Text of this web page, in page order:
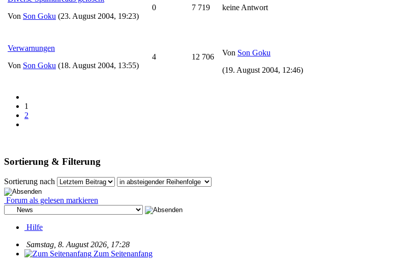
Von Son Goku (23. August 2004, 19:23)
0 7 719 keine Antwort
Verwarnungen
Von Son Goku (18. August 2004, 13:55)
4 12 706 Von Son Goku
(19. August 2004, 12:46)
1
2
Sortierung & Filterung
Sortierung nach
Forum als gelesen markieren
Hilfe
Samstag, 8. August 2026, 17:28
Zum Seitenanfang